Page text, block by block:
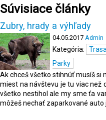
Súvisiace články
Zubry, hrady a výhľady
04.05.2017 Admin
Kategória: Trasa
Parky
Ak chceš všetko stihnúť musíš si
miest na návštevu je tu viac než
všetko nestihol ale my sme ťa
môžeš nechať zaparkované auto